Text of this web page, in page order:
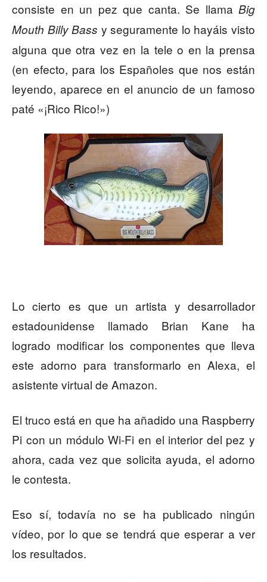
consiste en un pez que canta. Se llama Big
Mouth Billy Bass y seguramente lo hayáis visto
alguna que otra vez en la tele o en la prensa
(en efecto, para los Españoles que nos están
leyendo, aparece en el anuncio de un famoso
paté «¡Rico Rico!»)
Lo cierto es que un artista y desarrollador
estadounidense llamado Brian Kane ha
logrado modificar los componentes que lleva
este adorno para transformarlo en Alexa, el
asistente virtual de Amazon.
El truco está en que ha añadido una Raspberry
Pi con un módulo Wi-Fi en el interior del pez y
ahora, cada vez que solicita ayuda, el adorno
le contesta.
Eso sí, todavía no se ha publicado ningún
vídeo, por lo que se tendrá que esperar a ver
los resultados.